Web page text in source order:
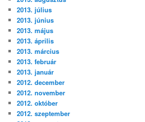
2013. július
2013. június
2013. május
2013. április
2013. március
2013. február
2013. január
2012. december
2012. november
2012. október
2012. szeptember